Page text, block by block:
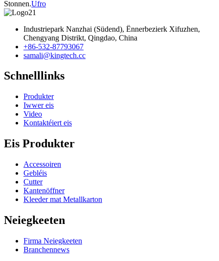
Stonnen.Ufro
Industriepark Nanzhai (Südend), Ënnerbezierk Xifuzhen,
Chengyang Distrikt, Qingdao, China
+86-532-87793067
samali@kingtech.cc
Schnelllinks
Produkter
Iwwer eis
Video
Kontaktéiert eis
Eis Produkter
Accessoiren
Gebléis
Cutter
Kantenöffner
Kleeder mat Metallkarton
Neiegkeeten
Firma Neiegkeeten
Branchennews